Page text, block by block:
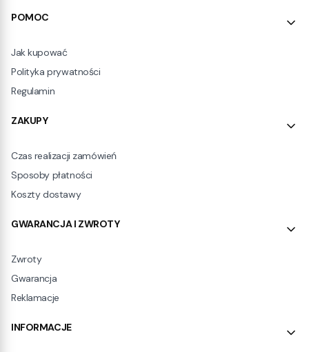
POMOC
Jak kupować
Polityka prywatności
Regulamin
ZAKUPY
Czas realizacji zamówień
Sposoby płatności
Koszty dostawy
GWARANCJA I ZWROTY
Zwroty
Gwarancja
Reklamacje
INFORMACJE